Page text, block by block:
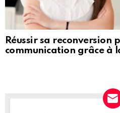
Réussir sa reconversion
communication grâce à